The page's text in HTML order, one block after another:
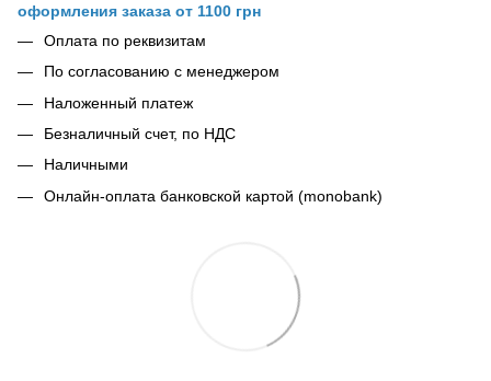
оформления заказа от 1100 грн
Оплата по реквизитам
По согласованию с менеджером
Наложенный платеж
Безналичный счет, по НДС
Наличными
Онлайн-оплата банковской картой (monobank)